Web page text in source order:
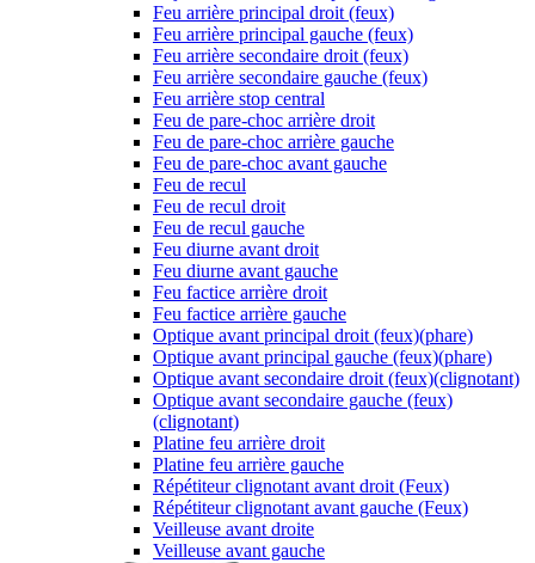
Feu arrière principal droit (feux)
Feu arrière principal gauche (feux)
Feu arrière secondaire droit (feux)
Feu arrière secondaire gauche (feux)
Feu arrière stop central
Feu de pare-choc arrière droit
Feu de pare-choc arrière gauche
Feu de pare-choc avant gauche
Feu de recul
Feu de recul droit
Feu de recul gauche
Feu diurne avant droit
Feu diurne avant gauche
Feu factice arrière droit
Feu factice arrière gauche
Optique avant principal droit (feux)(phare)
Optique avant principal gauche (feux)(phare)
Optique avant secondaire droit (feux)(clignotant)
Optique avant secondaire gauche (feux)
(clignotant)
Platine feu arrière droit
Platine feu arrière gauche
Répétiteur clignotant avant droit (Feux)
Répétiteur clignotant avant gauche (Feux)
Veilleuse avant droite
Veilleuse avant gauche